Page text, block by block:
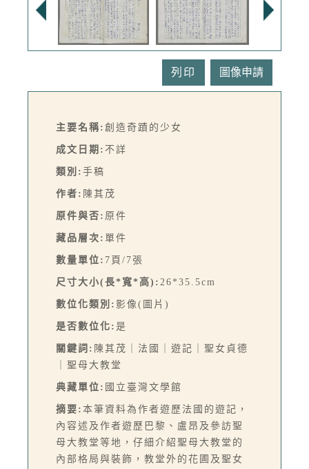
列印
主要名稱: 創造奇蹟的少女
成文日期: 不詳
類別: 手稿
作者: 陳其茂
原件與否: 原件
藏品層次: 單件
數量單位: 7頁/7張
尺寸大小(長*寬*高): 26*35.5cm
數位化類別: 影像(圖片)
是否數位化: 是
關鍵詞: 陳其茂｜法國｜遊記｜聖女貞德
｜聖母大教堂
典藏單位: 國立臺灣文學館
摘要: 本筆資料為作者遊歷法國的遊記，
內容述及作者遊歷巴黎、盧昂及參訪聖
母大教堂等地，仔細介紹聖母大教堂的
內部格局與裝飾，教堂外的花圃及聖女